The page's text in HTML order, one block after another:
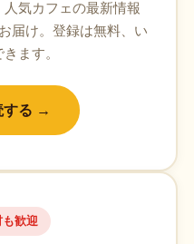
気カフェの最新情報
届け。登録は無料、い
ます。
する →
も歓迎